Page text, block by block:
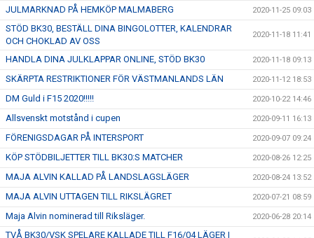
JULMARKNAD PÅ HEMKÖP MALMABERG 2020-11-25 09:03
STÖD BK30, BESTÄLL DINA BINGOLOTTER, KALENDRAR
OCH CHOKLAD AV OSS
2020-11-18 11:41
HANDLA DINA JULKLAPPAR ONLINE, STÖD BK30 2020-11-18 09:13
SKÄRPTA RESTRIKTIONER FÖR VÄSTMANLANDS LÄN 2020-11-12 18:53
DM Guld i F15 2020!!!!! 2020-10-22 14:46
Allsvenskt motstånd i cupen 2020-09-11 16:13
FÖRENIGSDAGAR PÅ INTERSPORT 2020-09-07 09:24
KÖP STÖDBILJETTER TILL BK30:S MATCHER 2020-08-26 12:25
MAJA ALVIN KALLAD PÅ LANDSLAGSLÄGER 2020-08-24 13:52
MAJA ALVIN UTTAGEN TILL RIKSLÄGRET 2020-07-21 08:59
Maja Alvin nominerad till Riksläger. 2020-06-28 20:14
TVÅ BK30/VSK SPELARE KALLADE TILL F16/04 LÄGER I